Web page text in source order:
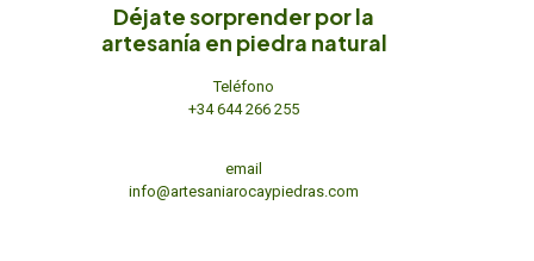
Déjate sorprender por la
artesanía en piedra natural
Teléfono
+34 644 266 255
email
info@artesaniarocaypiedras.com